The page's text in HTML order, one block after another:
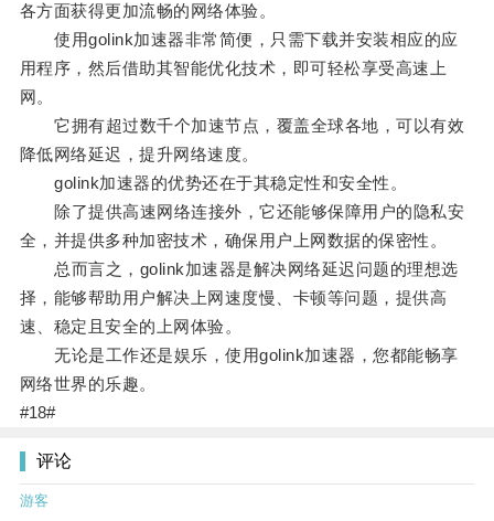
各方面获得更加流畅的网络体验。
使用golink加速器非常简便，只需下载并安装相应的应
用程序，然后借助其智能优化技术，即可轻松享受高速上
网。
它拥有超过数千个加速节点，覆盖全球各地，可以有效
降低网络延迟，提升网络速度。
golink加速器的优势还在于其稳定性和安全性。
除了提供高速网络连接外，它还能够保障用户的隐私安
全，并提供多种加密技术，确保用户上网数据的保密性。
总而言之，golink加速器是解决网络延迟问题的理想选
择，能够帮助用户解决上网速度慢、卡顿等问题，提供高
速、稳定且安全的上网体验。
无论是工作还是娱乐，使用golink加速器，您都能畅享
网络世界的乐趣。
#18#
评论
游客